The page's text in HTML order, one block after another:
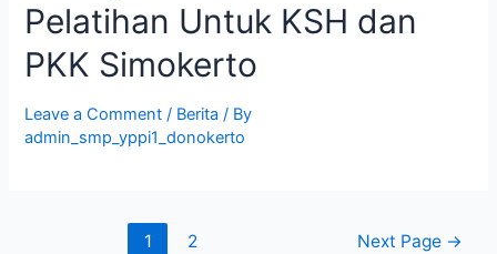
Pelatihan Untuk KSH dan
PKK Simokerto
Leave a Comment / Berita / By
admin_smp_yppi1_donokerto
1 2 Next Page →